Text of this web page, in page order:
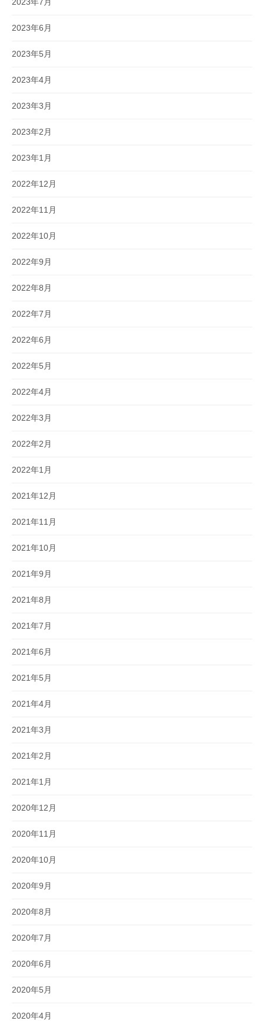
2023年6月
2023年5月
2023年4月
2023年3月
2023年2月
2023年1月
2022年12月
2022年11月
2022年10月
2022年9月
2022年8月
2022年7月
2022年6月
2022年5月
2022年4月
2022年3月
2022年2月
2022年1月
2021年12月
2021年11月
2021年10月
2021年9月
2021年8月
2021年7月
2021年6月
2021年5月
2021年4月
2021年3月
2021年2月
2021年1月
2020年12月
2020年11月
2020年10月
2020年9月
2020年8月
2020年7月
2020年6月
2020年5月
2020年4月